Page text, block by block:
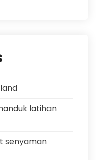
latihan
senyaman